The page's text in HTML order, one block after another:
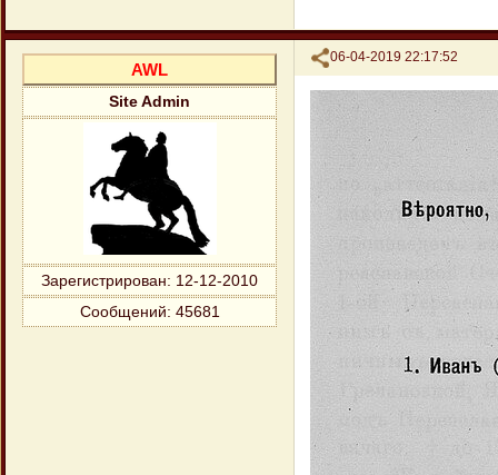
Поделиться
06-04-2019 22:17:52
AWL
Site Admin
Зарегистрирован: 12-12-2010
Сообщений: 45681